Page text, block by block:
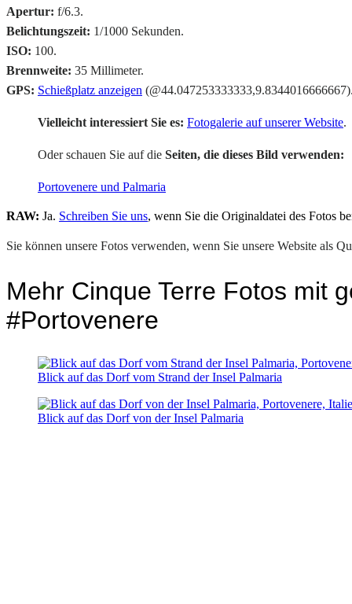
Apertur: f/6.3.
Belichtungszeit: 1/1000 Sekunden.
ISO: 100.
Brennweite: 35 Millimeter.
GPS: Schießplatz anzeigen
Vielleicht interessiert Sie es: Fotogalerie auf unserer Website.
Oder schauen Sie auf die Seiten, die dieses Bild verwenden:
Portovenere und Palmaria
RAW: Ja. Schreiben Sie uns, wenn Sie die Originaldatei des Fotos
Sie können unsere Fotos verwenden, wenn Sie unsere Website als
Mehr Cinque Terre Fotos mit
#Portovenere
Blick auf das Dorf vom Strand der Insel Palmaria
Blick auf das Dorf von der Insel Palmaria